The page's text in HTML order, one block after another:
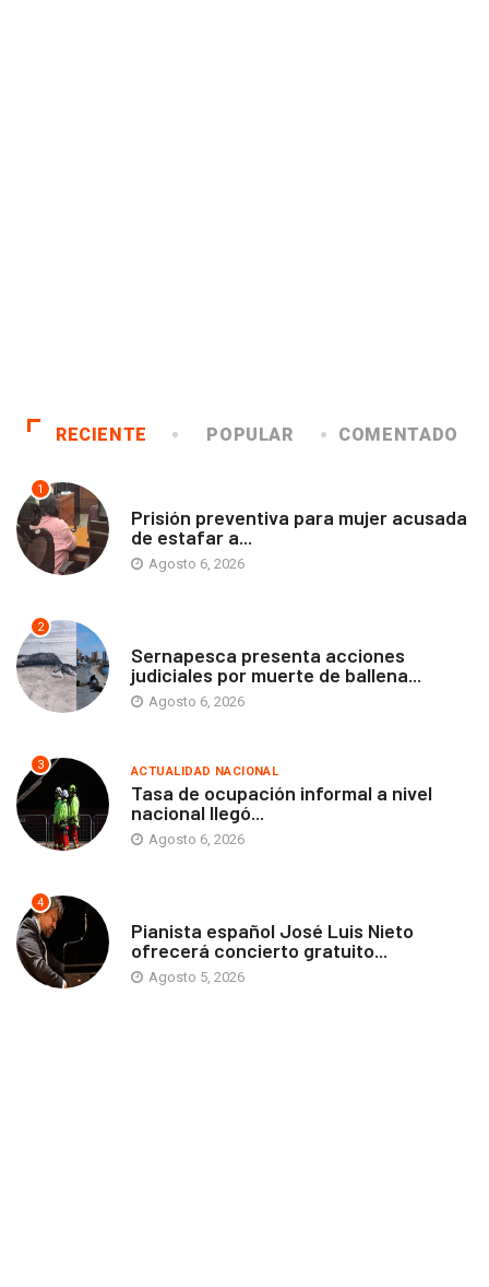
RECIENTE POPULAR COMENTADO
1
Prisión preventiva para mujer acusada
de estafar a...
Agosto 6, 2026
2
Sernapesca presenta acciones
judiciales por muerte de ballena...
Agosto 6, 2026
3 ACTUALIDAD NACIONAL
Tasa de ocupación informal a nivel
nacional llegó...
Agosto 6, 2026
4
Pianista español José Luis Nieto
ofrecerá concierto gratuito...
Agosto 5, 2026